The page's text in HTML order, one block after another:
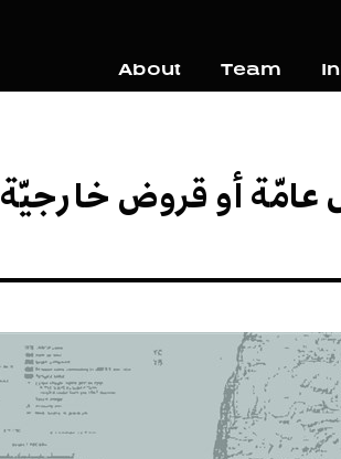
About Team
عامّة أو قروض خارجيّة